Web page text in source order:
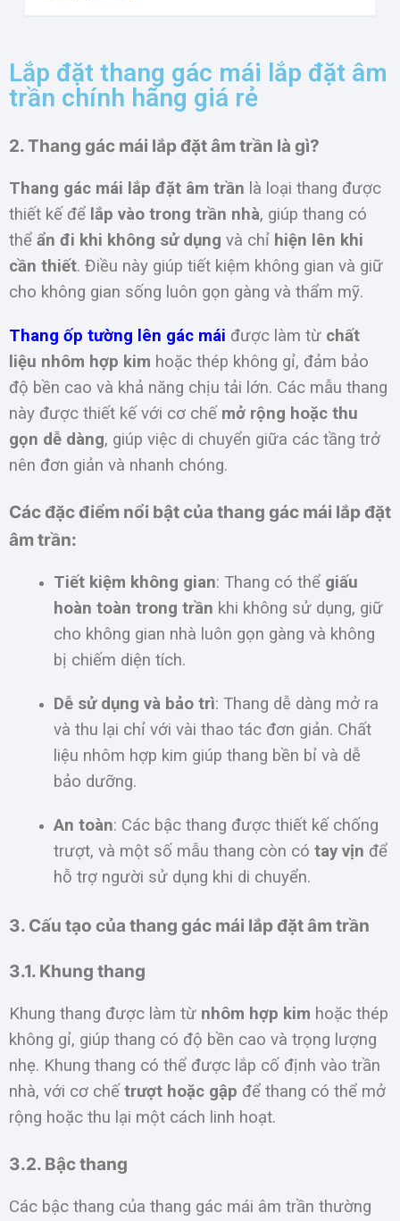
Lắp đặt thang gác mái lắp đặt âm
trần chính hãng giá rẻ
2. Thang gác mái lắp đặt âm trần là gì?
Thang gác mái lắp đặt âm trần là loại thang được
thiết kế để lắp vào trong trần nhà, giúp thang có
thể ẩn đi khi không sử dụng và chỉ hiện lên khi
cần thiết. Điều này giúp tiết kiệm không gian và giữ
cho không gian sống luôn gọn gàng và thẩm mỹ.
Thang ốp tường lên gác mái được làm từ chất
liệu nhôm hợp kim hoặc thép không gỉ, đảm bảo
độ bền cao và khả năng chịu tải lớn. Các mẫu thang
này được thiết kế với cơ chế mở rộng hoặc thu
gọn dễ dàng, giúp việc di chuyển giữa các tầng trở
nên đơn giản và nhanh chóng.
Các đặc điểm nổi bật của thang gác mái lắp đặt
âm trần:
Tiết kiệm không gian: Thang có thể giấu
hoàn toàn trong trần khi không sử dụng, giữ
cho không gian nhà luôn gọn gàng và không
bị chiếm diện tích.
Dễ sử dụng và bảo trì: Thang dễ dàng mở ra
và thu lại chỉ với vài thao tác đơn giản. Chất
liệu nhôm hợp kim giúp thang bền bỉ và dễ
bảo dưỡng.
An toàn: Các bậc thang được thiết kế chống
trượt, và một số mẫu thang còn có tay vịn để
hỗ trợ người sử dụng khi di chuyển.
3. Cấu tạo của thang gác mái lắp đặt âm trần
3.1. Khung thang
Khung thang được làm từ nhôm hợp kim hoặc thép
không gỉ, giúp thang có độ bền cao và trọng lượng
nhẹ. Khung thang có thể được lắp cố định vào trần
nhà, với cơ chếtrượt hoặc gập để thang có thể mở
rộng hoặc thu lại một cách linh hoạt.
3.2. Bậc thang
Các bậc thang của thang gác mái âm trần thường